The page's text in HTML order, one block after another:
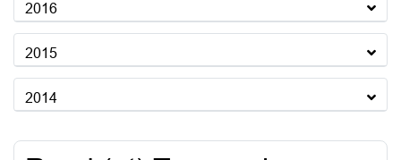
2016
2015
2014